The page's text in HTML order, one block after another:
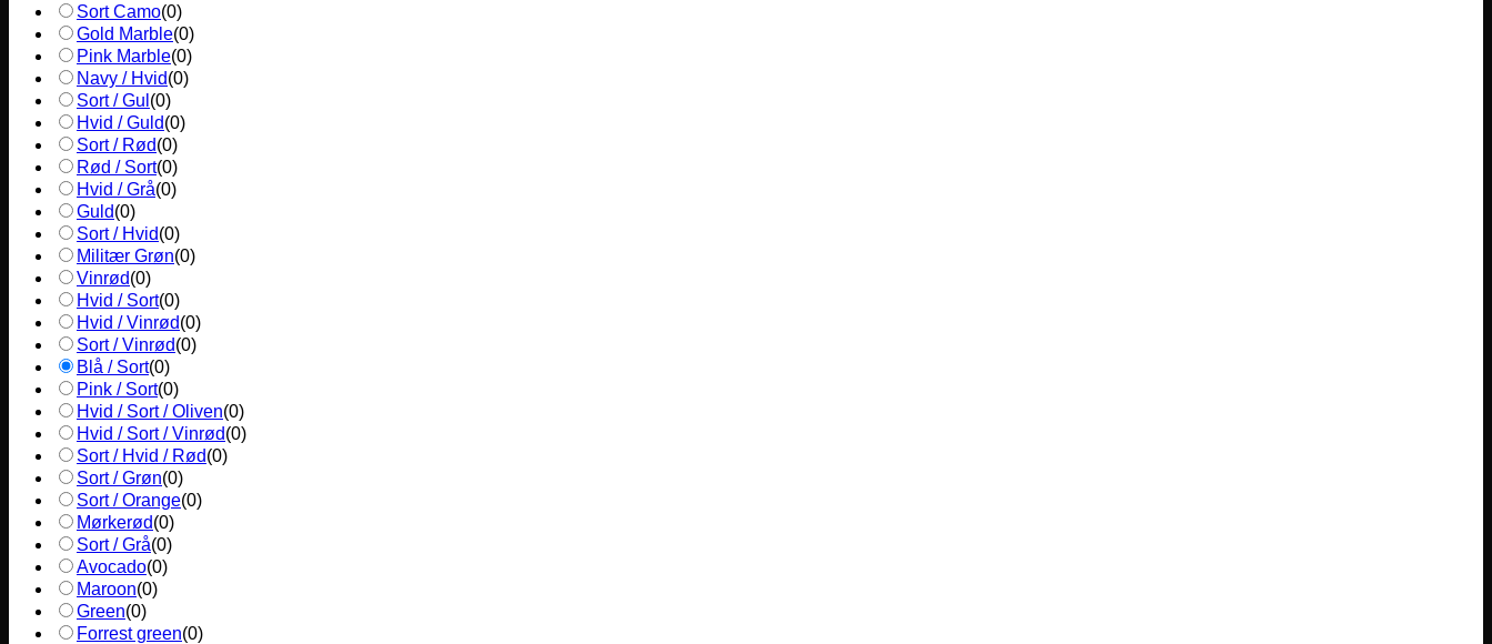
Sort Camo(0)
Gold Marble(0)
Pink Marble(0)
Navy / Hvid(0)
Sort / Gul (0)
Hvid / Guld(0)
Sort / Rød(0)
Rød / Sort(0)
Hvid / Grå(0)
Guld(0)
Sort / Hvid(0)
Militær Grøn(0)
Vinrød(0)
Hvid / Sort(0)
Hvid / Vinrød(0)
Sort / Vinrød(0)
Blå / Sort(0)
Pink / Sort(0)
Hvid / Sort / Oliven(0)
Hvid / Sort / Vinrød(0)
Sort / Hvid / Rød(0)
Sort / Grøn(0)
Sort / Orange(0)
Mørkerød(0)
Sort / Grå(0)
Avocado(0)
Maroon(0)
Green(0)
Forrest green(0)